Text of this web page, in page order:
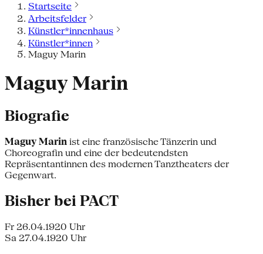
Startseite
Arbeitsfelder
Künstler*innenhaus
Künstler*innen
Maguy Marin
Maguy Marin
Biografie
Maguy Marin ist eine französische Tänzerin und
Choreografin und eine der bedeutendsten
Repräsentantinnen des modernen Tanztheaters der
Gegenwart.
Bisher bei PACT
Fr 26.04.1920 Uhr
Sa 27.04.1920 Uhr